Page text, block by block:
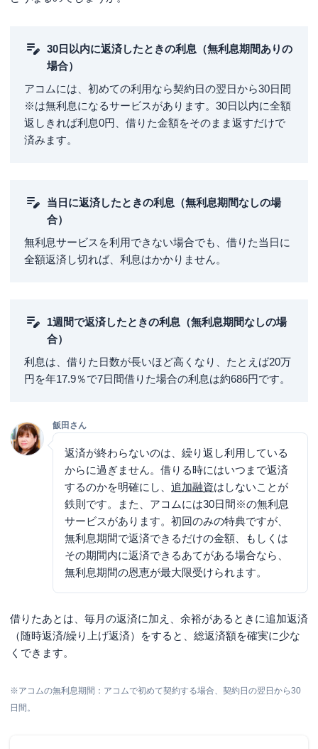
30日以内に返済したときの利息（無利息期間ありの
場合）
アコムには、初めての利用なら契約日の翌日から30日間
※は無利息になるサービスがあります。30日以内に全額
返しきれば利息0円、借りた金額をそのまま返すだけで
済みます。
当日に返済したときの利息（無利息期間なしの場
合）
無利息サービスを利用できない場合でも、借りた当日に
全額返済し切れば、利息はかかりません。
1週間で返済したときの利息（無利息期間なしの場
合）
利息は、借りた日数が長いほど高くなり、たとえば20万
円を年17.9％で7日間借りた場合の利息は約686円です。
飯田さん
返済が終わらないのは、繰り返し利用している
からに過ぎません。借りる時にはいつまで返済
するのかを明確にし、 追加融資はしないことが
鉄則です。また、アコムには30日間※の無利息
サービスがあります。初回のみの特典ですが、
無利息期間で返済できるだけの金額、もしくは
その期間内に返済できるあてがある場合なら、
無利息期間の恩恵が最大限受けられます。
借りたあとは、毎月の返済に加え、余裕があるときに追加返済
（随時返済/繰り上げ返済）をすると、総返済額を確実に少な
くできます。
※アコムの無利息期間：アコムで初めて契約する場合、契約日の翌日から30
日間。